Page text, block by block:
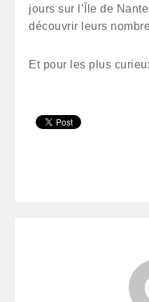
jours sur l’Île de
découvrir leurs
Et pour les plus